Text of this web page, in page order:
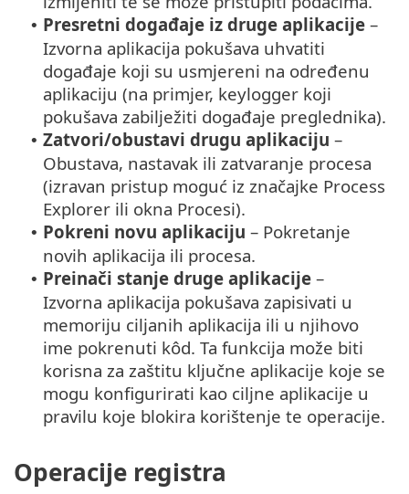
• Presretni događaje iz druge aplikacije –
Izvorna aplikacija pokušava uhvatiti
događaje koji su usmjereni na određenu
aplikaciju (na primjer, keylogger koji
pokušava zabilježiti događaje preglednika).
• Zatvori/obustavi drugu aplikaciju –
Obustava, nastavak ili zatvaranje procesa
(izravan pristup moguć iz značajke Process
Explorer ili okna Procesi).
• Pokreni novu aplikaciju – Pokretanje
novih aplikacija ili procesa.
• Preinači stanje druge aplikacije –
Izvorna aplikacija pokušava zapisivati u
memoriju ciljanih aplikacija ili u njihovo
ime pokrenuti kôd. Ta funkcija može biti
korisna za zaštitu ključne aplikacije koje se
mogu konfigurirati kao ciljne aplikacije u
pravilu koje blokira korištenje te operacije.
Operacije registra